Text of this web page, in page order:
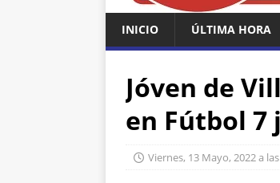
INICIO ÚLTIMA HORA
Jóven de
en Fútbol 7
Viernes, 13 Mayo, 2022 a